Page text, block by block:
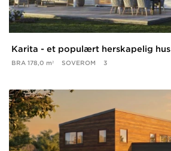
Karita - et populært herskapelig hus
BRA 178,0 m² SOVEROM 3